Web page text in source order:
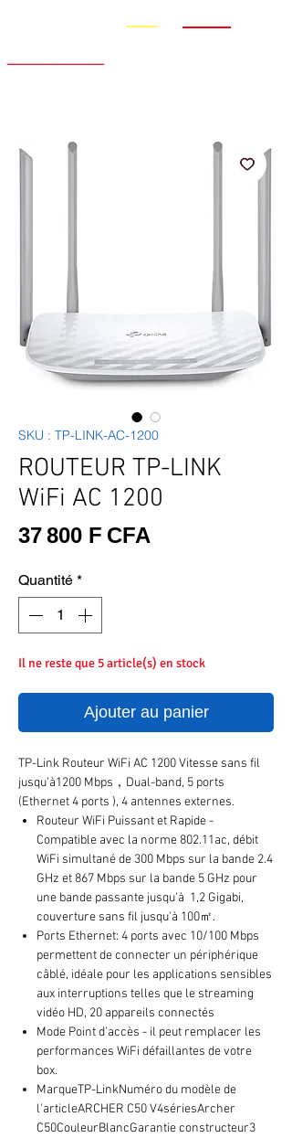
SKU : TP-LINK-AC-1200
ROUTEUR TP-LINK
WiFi AC 1200
37 800 F CFA
Quantité *
Il ne reste que 5 article(s) en stock
Ajouter au panier
TP-Link Routeur WiFi AC 1200 Vitesse sans fil
jusqu’à1200 Mbps，Dual-band, 5 ports
(Ethernet 4 ports ), 4 antennes externes.
Routeur WiFi Puissant et Rapide -
Compatible avec la norme 802.11ac, débit
WiFi simultané de 300 Mbps sur la bande 2.4
GHz et 867 Mbps sur la bande 5 GHz pour
une bande passante jusqu'à 1,2 Gigabi,
couverture sans fil jusqu'à 100㎡.
Ports Ethernet: 4 ports avec 10/100 Mbps
permettent de connecter un périphérique
câblé, idéale pour les applications sensibles
aux interruptions telles que le streaming
vidéo HD, 20 appareils connectés
Mode Point d'accès - il peut remplacer les
performances WiFi défaillantes de votre
box.
MarqueTP-LinkNuméro du modèle de
l'articleARCHER C50 V4sériesArcher
C50CouleurBlancGarantie constructeur3